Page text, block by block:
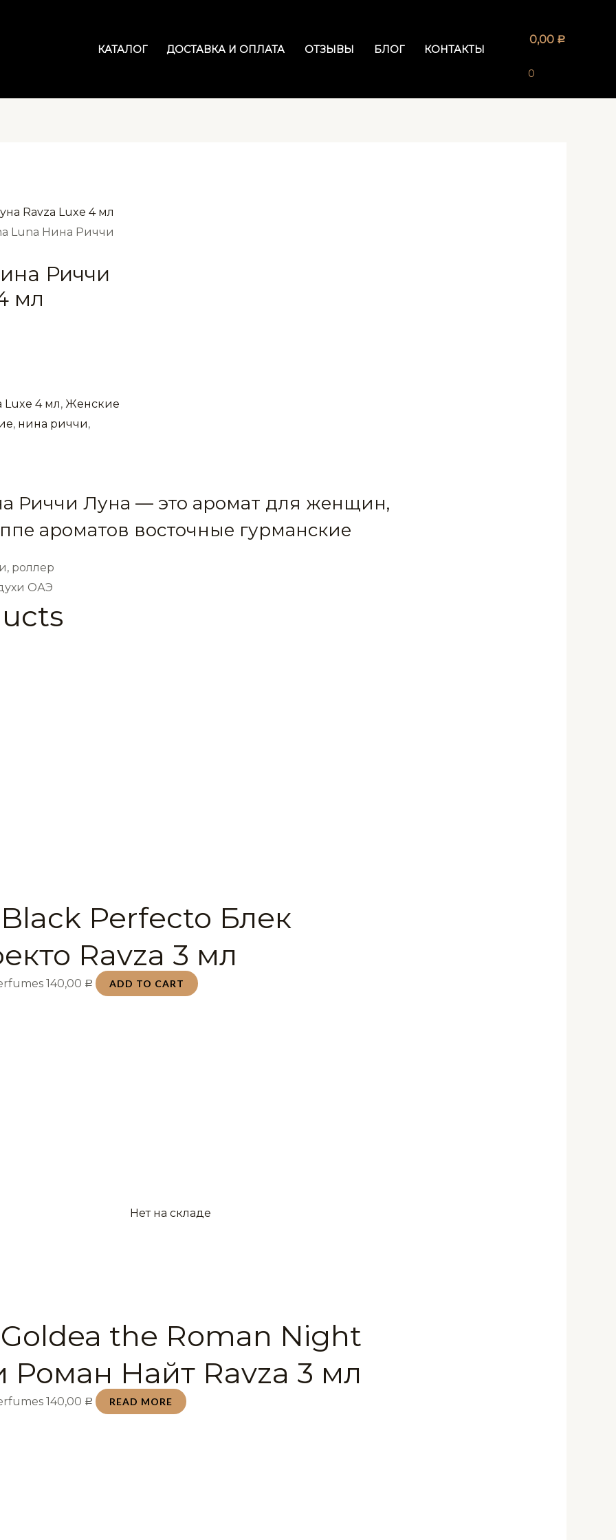
КАТАЛОГ ДОСТАВКА И ОПЛАТА ОТЗЫВЫ БЛОГ КОНТАКТЫ
0,00 Р
0
Luna Нина Риччи
Риччи
мл
Luxe 4 мл, Женские
, нина риччи,
Риччи Луна — это аромат для женщин,
ароматов восточные гурманские
роллер
ОАЭ
Perfecto Блек
Ravza 3 мл
140,00 Р ADD TO CART
Нет на складе
the Roman Night
Роман Найт Ravza 3 мл
140,00 Р READ MORE